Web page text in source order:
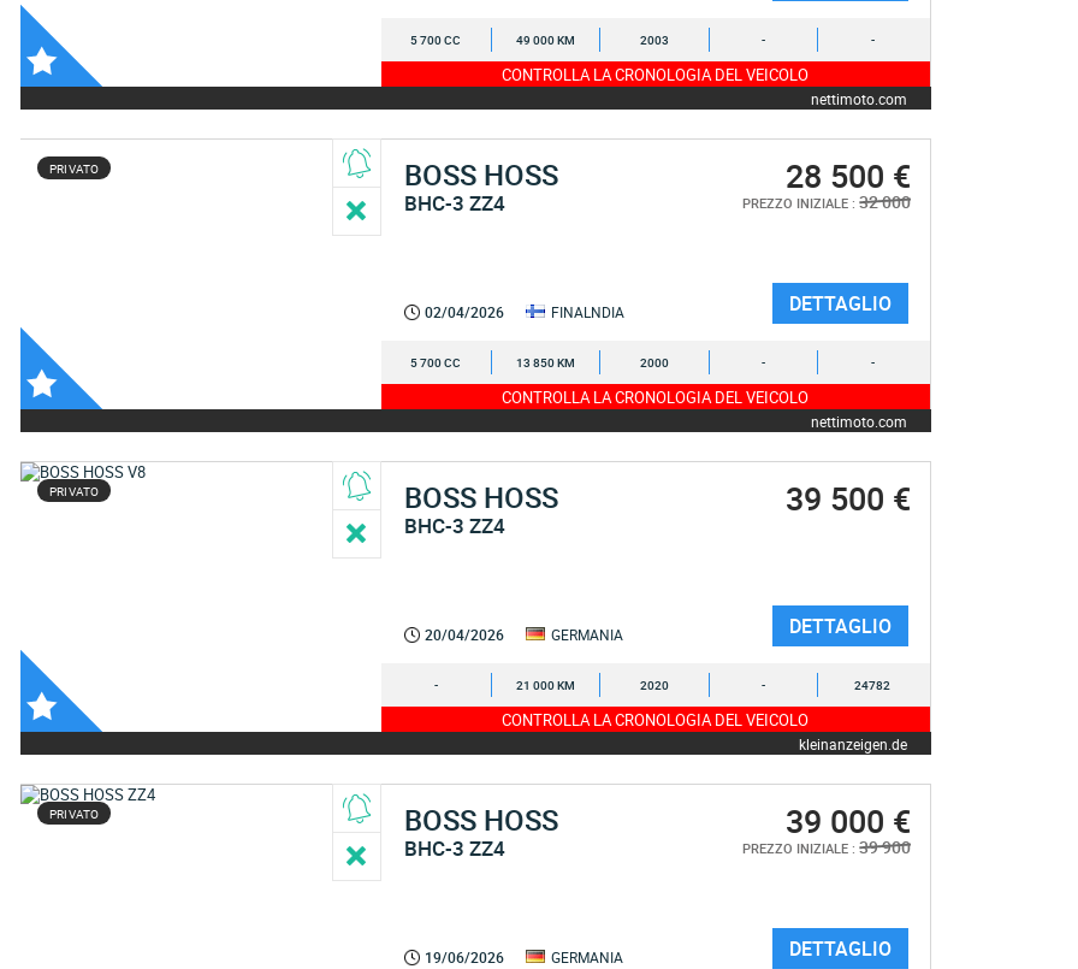
5 700 CC 49 000 KM 2003 - -
CONTROLLA LA CRONOLOGIA DEL VEICOLO
nettimoto.com
PRIVATO BOSS HOSS
BHC-3 ZZ4
28 500 €
PREZZO INIZIALE : 32 000
02/04/2026 FINALNDIA DETTAGLIO
5 700 CC 13 850 KM 2000 - -
CONTROLLA LA CRONOLOGIA DEL VEICOLO
nettimoto.com
PRIVATO BOSS HOSS
BHC-3 ZZ4
39 500 €
20/04/2026 GERMANIA DETTAGLIO
- 21 000 KM 2020 - 24782
CONTROLLA LA CRONOLOGIA DEL VEICOLO
kleinanzeigen.de
PRIVATO BOSS HOSS
BHC-3 ZZ4
39 000 €
PREZZO INIZIALE : 39 900
19/06/2026 GERMANIA DETTAGLIO